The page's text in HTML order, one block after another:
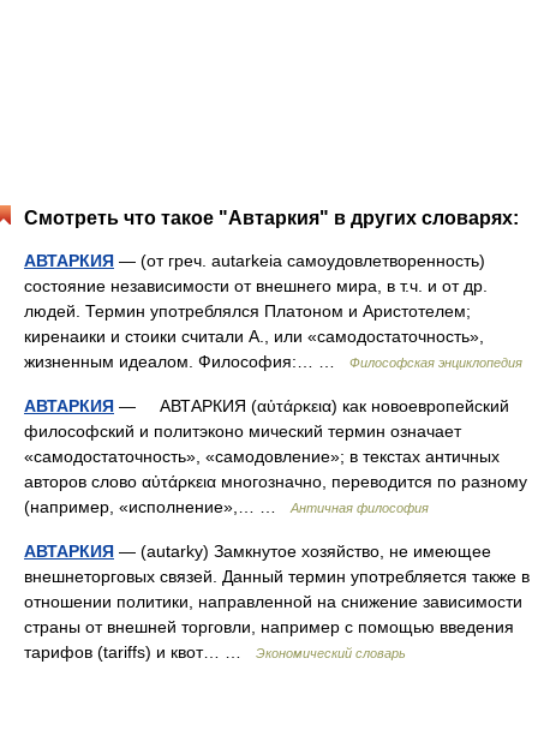
Смотреть что такое "Автаркия" в других словарях:
АВТАРКИЯ — (от греч. autarkeia самоудовлетворенность)
состояние независимости от внешнего мира, в т.ч. и от др.
людей. Термин употреблялся Платоном и Аристотелем;
киренаики и стоики считали А., или «самодостаточность»,
жизненным идеалом. Философия:… …
Философская энциклопедия
АВТАРКИЯ — АВТАРКИЯ (αὐτάρκεια) как новоевропейский
философский и политэконо мический термин означает
«самодостаточность», «самодовление»; в текстах античных
авторов слово αὐτάρκεια многозначно, переводится по разному
(например, «исполнение»,… …
Античная философия
АВТАРКИЯ — (autarky) Замкнутое хозяйство, не имеющее
внешнеторговых связей. Данный термин употребляется также в
отношении политики, направленной на снижение зависимости
страны от внешней торговли, например с помощью введения
тарифов (tariffs) и квот… …
Экономический словарь